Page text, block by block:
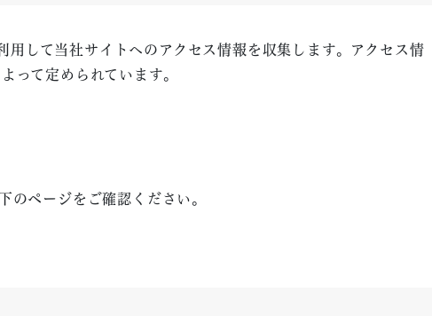
して当社サイトへのアクセス情報を収集します。アクセス情
て定められています。
ページをご確認ください。